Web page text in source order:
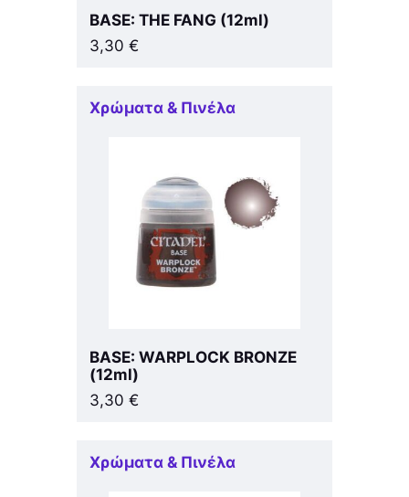
BASE: THE FANG (12ml)
3,30 €
Χρώματα & Πινέλα
BASE: WARPLOCK BRONZE
(12ml)
3,30 €
Χρώματα & Πινέλα